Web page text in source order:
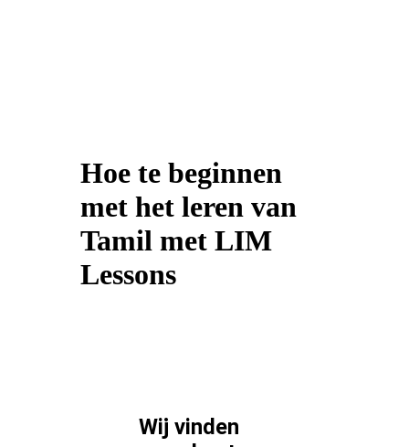
Hoe te beginnen
met het leren van
Tamil met LIM
Lessons
Wij vinden